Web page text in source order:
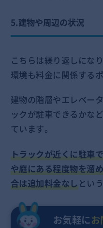
5.建物や周辺の状況
こちらは繰り返しにな
環境も料金に関係する
建物の階層やエレベー
ックが駐車できるかな
ています。
トラックが近くに駐車
や庭にある程度物を溜
合は追加料金なしとい
お気軽に